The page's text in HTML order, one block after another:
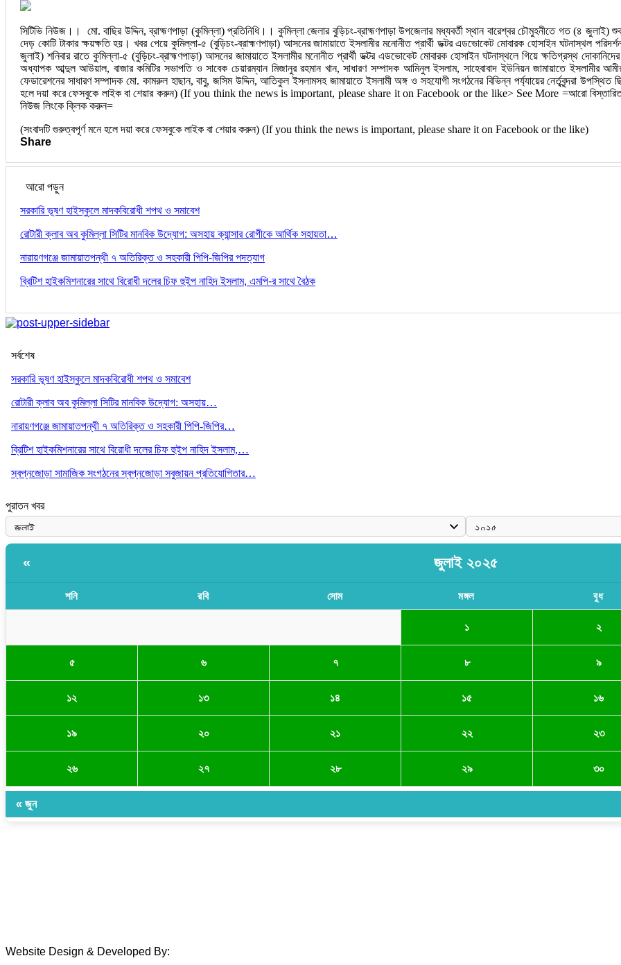
সিটিভি নিউজ।। ‎ মো. বাছির উদ্দিন, ব্রাহ্মণপাড়া (কুমিল্লা) প্রতিনিধি।। ‎কুমিল্লা জেলার বুড়িচং-ব্রাহ্মণপাড়া উপজেলার মধ্যবর্তী স্থান বারেশ্বর চৌমুহনীতে গত (৪
দেড় কোটি টাকার ক্ষয়ক্ষতি হয়। খবর পেয়ে কুমিল্লা-৫ (বুড়িচং-ব্রাহ্মণপাড়া) আসনের জামায়াতে ইসলামীর মনোনীত প্রার্থী ডক্টর এডভোকেট মোবারক হোসাইন ঘটনাস্থল
জুলাই) শনিবার রাতে কুমিল্লা-৫ (বুড়িচং-ব্রাহ্মণপাড়া) আসনের জামায়াতে ইসলামীর মনোনীত প্রার্থী ডক্টর এডভোকেট মোবারক হোসাইন ঘটনাস্থলে গিয়ে ক্ষতিগ্রস্থ
অধ্যাপক আব্দুল আউয়াল, বাজার কমিটির সভাপতি ও সাবেক চেয়ারম্যান মিজানুর রহমান খান, সাধারণ সম্পাদক আমিনুল ইসলাম, সাহেবাবাদ ইউনিয়ন জামায়াতে ইসলামীর
ফেডারেশনের সাধারণ সম্পাদক মো. কামরুল হাছান, বাবু, জসিম উদ্দিন, আতিকুল ইসলামসহ জামায়াতে ইসলামী অঙ্গ ও সহযোগী সংগঠনের বিভিন্ন পর্য্যায়ের নের্তৃবৃন্দরা
হলে দয়া করে ফেসবুকে লাইক বা শেয়ার করুন) (If you think the news is important, please share it on Facebook or the like> See More =আরো বিস্তারিত
নিউজ লিংকে ক্লিক করুন=
(সংবাদটি গুরুত্বপূর্ণ মনে হলে দয়া করে ফেসবুকে লাইক বা শেয়ার করুন) (If you think the news is important, please share it on Facebook or the like)
Share
আরো পড়ুন
সরকারি ভূষণ হাইস্কুলে মাদকবিরোধী শপথ ও সমাবেশ
রোটারী ক্লাব অব কুমিল্লা সিটির মানবিক উদ্যোগ: অসহায় ক্যান্সার রোগীকে আর্থিক সহায়তা…
নারায়ণগঞ্জে জামায়াতপন্থী ৭ অতিরিক্ত ও সহকারী পিপি-জিপির পদত্যাগ
ব্রিটিশ হাইকমিশনারের সাথে বিরোধী দলের চিফ হুইপ নাহিদ ইসলাম, এমপি-র সাথে বৈঠক
সর্বশেষ
সরকারি ভূষণ হাইস্কুলে মাদকবিরোধী শপথ ও সমাবেশ
রোটারী ক্লাব অব কুমিল্লা সিটির মানবিক উদ্যোগ: অসহায়…
নারায়ণগঞ্জে জামায়াতপন্থী ৭ অতিরিক্ত ও সহকারী পিপি-জিপির…
ব্রিটিশ হাইকমিশনারের সাথে বিরোধী দলের চিফ হুইপ নাহিদ ইসলাম,…
স্বপ্নজোড়া সামাজিক সংগঠনের স্বপ্নজোড়া সবুজায়ন প্রতিযোগিতার…
পুরাতন খবর
« জুলাই ২০২৫
শনি রবি সোম মঙ্গল বুধ
১ ২
৫ ৬ ৭ ৮ ৯
১২ ১৩ ১৪ ১৫ ১৬
১৯ ২০ ২১ ২২ ২৩
২৬ ২৭ ২৮ ২৯ ৩০
« জুন
Website Design & Developed By: